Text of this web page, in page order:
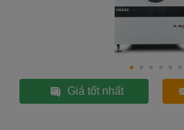
Giá tốt nhất